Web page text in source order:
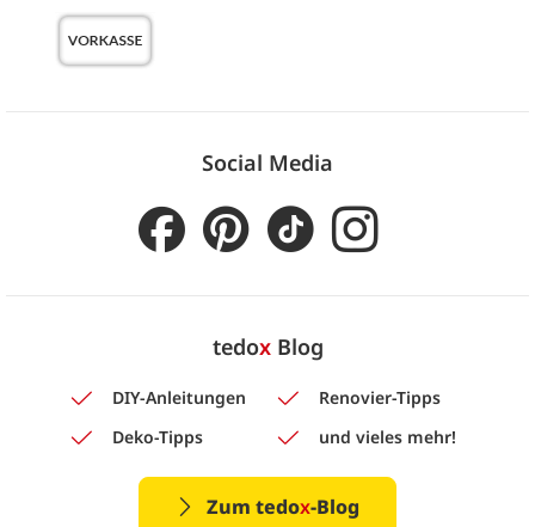
Social Media
tedoxBlog
DIY-Anleitungen
Renovier-Tipps
Deko-Tipps
und vieles mehr!
Zum tedox-Blog